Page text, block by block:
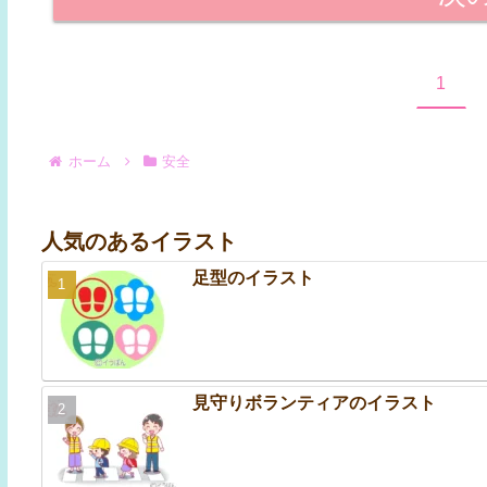
1
ホーム 安全
人気のあるイラスト
足型のイラスト
見守りボランティアのイラスト